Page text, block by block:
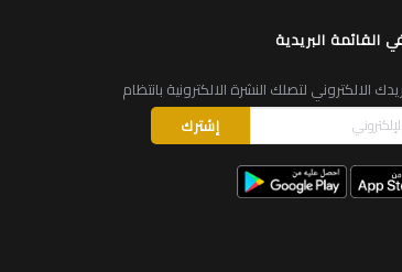
القائمة البريدية
الالكتروني لتصلك النشرة الالكترونية بانتظام